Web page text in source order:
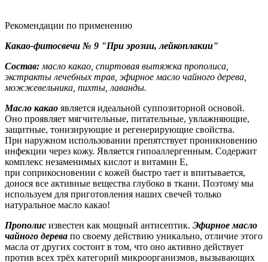
Рекомендации по применению
Какао-фитосвечи № 9 "При эрозии, лейкоплакии"
Состав: масло какао, спиртовая вытяжка прополиса,
экстракты лечебных трав, эфирное масло чайного дерева,
можжевельника, пихты, лаванды.
Масло какао является идеальной суппозиторной основой.
Оно проявляет мягчительные, питательные, увлажняющие,
защитные, тонизирующие и регенерирующие свойства.
При наружном использовании препятствует проникновению
инфекции через кожу. Является гипоаллергенным. Содержит
комплекс незаменимых кислот и витамин Е,
при соприкосновении с кожей быстро тает и впитывается,
донося все активные вещества глубоко в ткани. Поэтому мы
используем для приготовления наших свечей только
натуральное масло какао!
Прополис известен как мощный антисептик. Эфирное масло
чайного дерева по своему действию уникально, отличие этого
масла от других состоит в том, что оно активно действует
против всех трёх категорий микроорганизмов, вызывающих